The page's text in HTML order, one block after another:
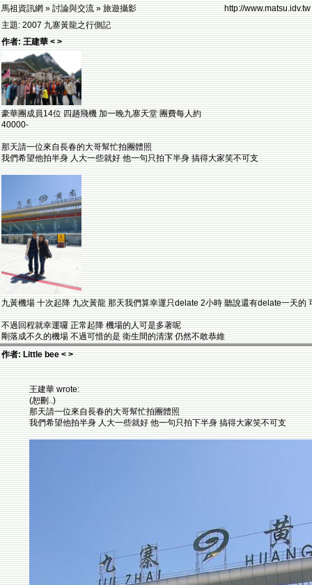
馬祖資訊網 » 討論與交流 » 旅遊攝影
http://www.matsu.idv.tw
主題: 2007 九寨黃龍之行側記
作者: 王建華 < >
豪華團成員14位 四趟飛機 加一晚九寨天堂 團費每人約
40000-
那天請一位來自長春的大哥幫忙拍團體照
我們希望他拍半身 人大一些就好 他一句只拍下半身 搞得大家笑不可支
九黃機場 十次起降 九次黃龍 那天我們算幸運只delate 2小時 聽說還有delate一天的
不過回程就幸運囉 正常起降 機場的人可是多著呢
剛落成不久的機場 不過可惜的是 衛生間的清潔 仍然不敢恭維
作者: Little bee < >
王建華 wrote:
(恕刪..)
那天請一位來自長春的大哥幫忙拍團體照
我們希望他拍半身 人大一些就好 他一句只拍下半身 搞得大家笑不可支